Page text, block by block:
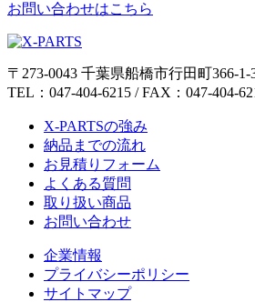
お問い合わせはこちら
〒273-0043 千葉県船橋市行田町366-1-
TEL：047-404-6215 / FAX：047-404-
X-PARTSの強み
納品までの流れ
お見積りフォーム
よくある質問
取り扱い商品
お問い合わせ
企業情報
プライバシーポリシー
サイトマップ